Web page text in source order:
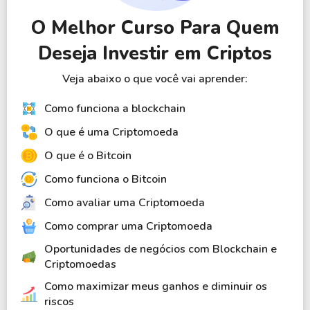
maior controle sobre a custódia.
Dependendo da criptomoeda e da rede, também
podem existir outras formas de aquisição, como
mineração, staking ou participação em atividades do
ecossistema. No entanto, essas alternativas
geralmente exigem conhecimento técnico,
equipamentos específicos ou envolvem níveis mais
elevados de risco.
O Melhor Curso Para Quem
Deseja Investir em Criptos
Veja abaixo o que você vai aprender:
Como funciona a blockchain
O que é uma Criptomoeda
O que é o Bitcoin
Como funciona o Bitcoin
Como avaliar uma Criptomoeda
Como comprar uma Criptomoeda
Oportunidades de negócios com Blockchain e
Criptomoedas
Como maximizar meus ganhos e diminuir os
riscos